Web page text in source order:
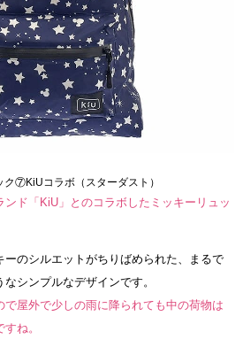
ク⑦KiUコラボ（スターダスト）
ド「KiU」とのコラボしたミッキーリュッ
ーのシルエットがちりばめられた、まるで
シンプルなデザインです。
屋外で少しの雨に降られても中の荷物は
ね。